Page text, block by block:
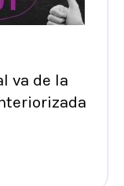
va de la